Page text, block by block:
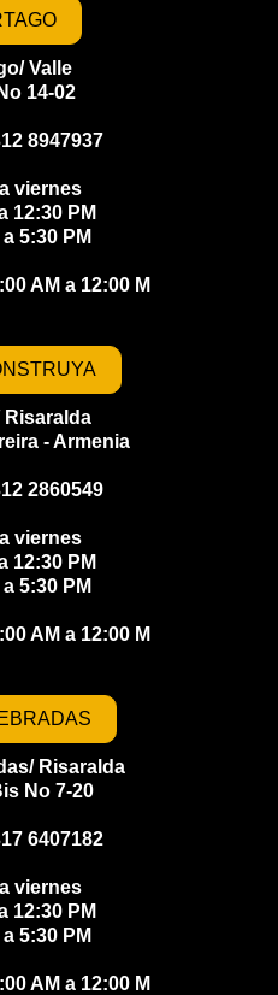
Valle
14-02
8947937
viernes
12:30 PM
5:30 PM
AM a 12:00 M​​
Risaralda
- Armenia
2860549
viernes
12:30 PM
5:30 PM
AM a 12:00 M​​
Risaralda
No 7-20
6407182
viernes
12:30 PM
5:30 PM
AM a 12:00 M​​